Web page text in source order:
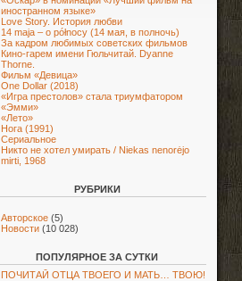
иностранном языке»
Love Story. История любви
14 maja – o północy (14 мая, в полночь)
За кадром любимых советских фильмов
Кино-гарем имени Гюльчитай. Dyanne
Thorne.
Фильм «Девица»
One Dollar (2018)
«Игра престолов» стала триумфатором
«Эмми»
«Лето»
Нога (1991)
Сериальное
Никто не хотел умирать / Niekas nenorėjo
mirti, 1968
РУБРИКИ
Авторское (5)
Новости (10 028)
ПОПУЛЯРНОЕ ЗА СУТКИ
ПОЧИТАЙ ОТЦА ТВОЕГО И МАТЬ… ТВОЮ!